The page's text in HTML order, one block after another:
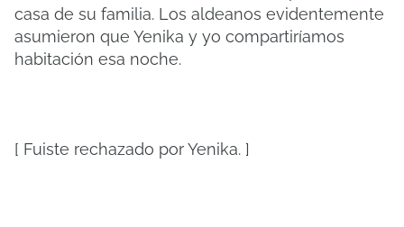
casa de su familia. Los aldeanos evidentemente
asumieron que Yenika y yo compartiríamos
habitación esa noche.
[ Fuiste rechazado por Yenika. ]